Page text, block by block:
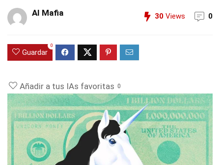
AI Mafia 30 Views 0
Guardar
0
Añadir a tus IAs favoritas 0